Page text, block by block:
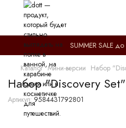
SUMMER SALE
Каталог Мини-версии Набор
Набор "Discovery
Артикул: 9584431792801